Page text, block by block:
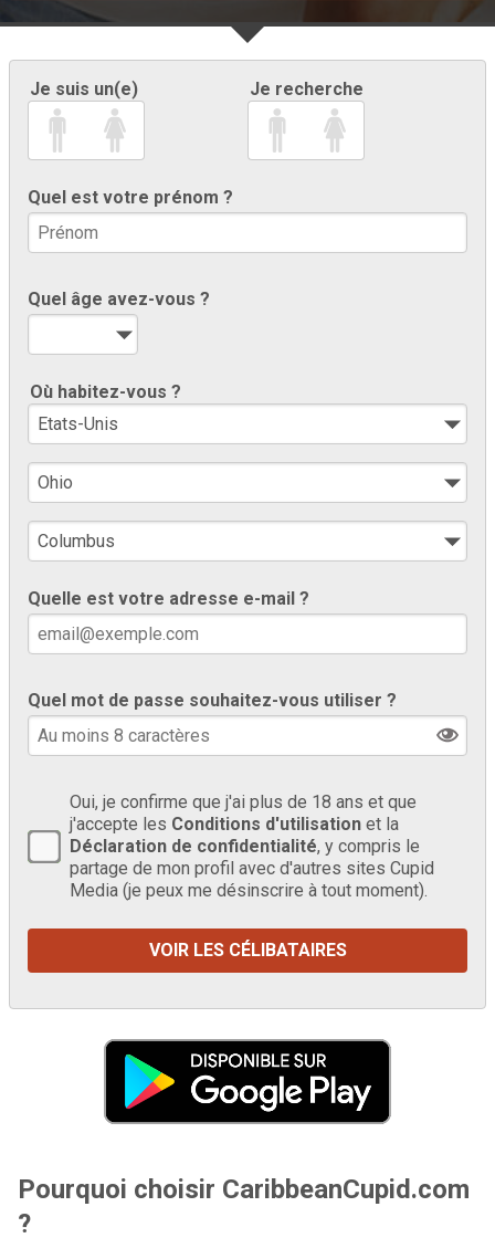
Je suis un(e) Je recherche
Quel est votre prénom ?
Quel âge avez-vous ?
Où habitez-vous ?
Quelle est votre adresse e-mail ?
Quel mot de passe souhaitez-vous utiliser ?
Oui, je confirme que j'ai plus de 18 ans et que
j'accepte les Conditions d'utilisation et la
Déclaration de confidentialité, y compris le
partage de mon profil avec d'autres sites Cupid
Media (je peux me désinscrire à tout moment).
Pourquoi choisir CaribbeanCupid.com
?